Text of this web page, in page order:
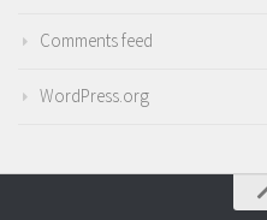
Comments feed
WordPress.org